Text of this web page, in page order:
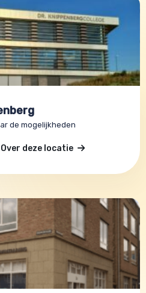
de mogelijkheden
Over deze locatie